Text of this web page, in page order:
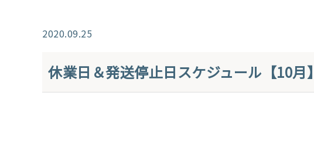
2020.09.25
休業日＆発送停止日スケジュール【10月】